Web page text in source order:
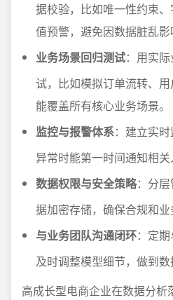
据校验，比如唯一性约束
值预警，避免因数据脏乱影
业务场景回归测试：用实
试，比如模拟订单流转、
能覆盖所有核心业务场景。
监控与报警体系：建立实
异常时能第一时间通知相关
数据权限与安全策略：分
据加密存储，确保合规和业
与业务团队沟通闭环：定
及时调整模型细节，做到数
高成长型电商企业在数据分析